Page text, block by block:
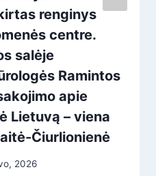
renginys
centre.
salėje
Ramintos
apie
Lietuvą – viena
Čiurlionienė
2026